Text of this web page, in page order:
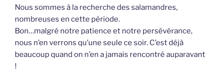
Nous sommes à la recherche des salamandres,
nombreuses en cette période.
Bon…malgré notre patience et notre persévérance,
nous n’en verrons qu’une seule ce soir. C’est déjà
beaucoup quand on n’en a jamais rencontré auparavant
!